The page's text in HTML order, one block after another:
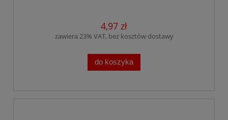
4,97 zł
zawiera 23% VAT, bez kosztów dostawy
do koszyka